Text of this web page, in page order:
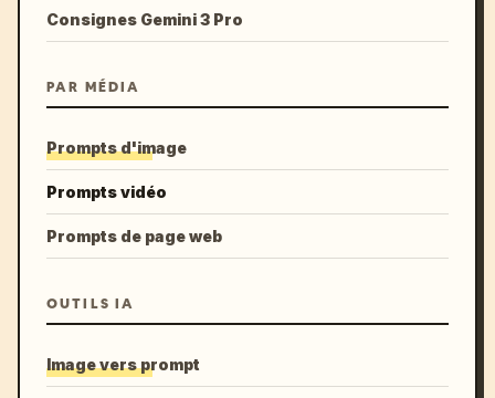
Consignes Gemini 3 Pro
PAR MÉDIA
Prompts d'image
Prompts vidéo
Prompts de page web
OUTILS IA
Image vers prompt